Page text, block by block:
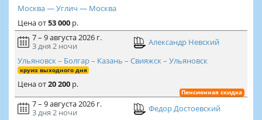
Москва — Углич — Москва
Ценаот53 000р.
7 – 9 августа 2026 г.
3 дня 2 ночи
Александр Невский
Ульяновск – Болгар – Казань – Свияжск – Ульяновск
круиз выходного дня
Ценаот20 200р.
Пенсионная скидка
7 – 9 августа 2026 г.
3 дня 2 ночи
Федор Достоевский